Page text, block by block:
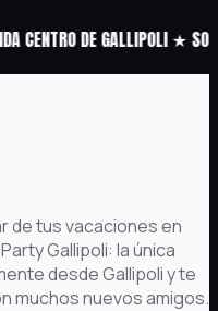
★ SOLD OUT
de tus vacaciones en
Gallipoli: la única
desde Gallipoli y te
muchos nuevos amigos.